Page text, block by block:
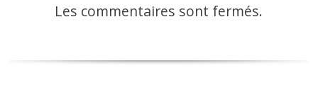
Les commentaires sont fermés.